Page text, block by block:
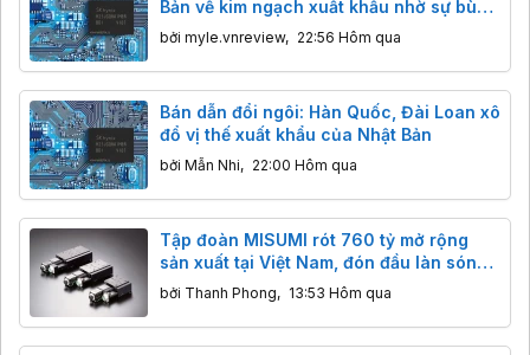
Bản về kim ngạch xuất khẩu nhờ sự bùng
nổ của AI
bởi myle.vnreview, 22:56 Hôm qua
Bán dẫn đổi ngôi: Hàn Quốc, Đài Loan xô
đổ vị thế xuất khẩu của Nhật Bản
bởi Mẫn Nhi, 22:00 Hôm qua
Tập đoàn MISUMI rót 760 tỷ mở rộng
sản xuất tại Việt Nam, đón đầu làn sóng
AI và robot toàn cầu
bởi Thanh Phong, 13:53 Hôm qua